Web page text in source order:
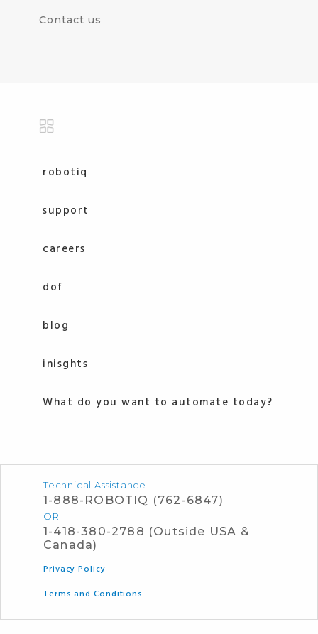
Contact us
robotiq
support
careers
dof
blog
inisghts
What do you want to automate today?
Technical Assistance
1-888-ROBOTIQ (762-6847)
OR
1-418-380-2788 (Outside USA &
Canada)
Privacy Policy
Terms and Conditions